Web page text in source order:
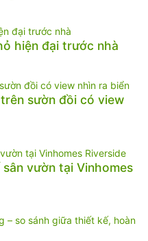
hiện đại trước nhà
trên sườn đồi có view
sân vườn tại Vinhomes